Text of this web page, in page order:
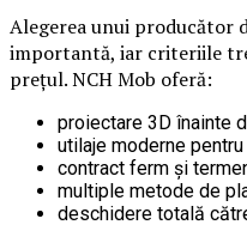
Alegerea unui producător
importantă, iar criteriile
prețul. NCH Mob oferă:
proiectare 3D înainte
utilaje moderne
contract ferm și
multiple metode de
deschidere totală